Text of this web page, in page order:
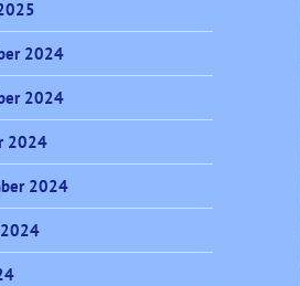
2024
2024
2024
2024